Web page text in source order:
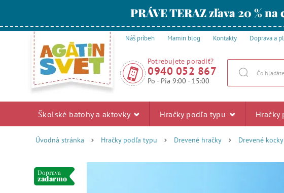
PRÁVE TERAZ zľava 20 %
Náš príbeh Mamin blog Kontakty Doprava a
Potrebujete poradiť?
0940 052 867
Po - Pia 9:00 - 15:00
Školské batohy a aktovky Hračky podľa typu Hračky
Úvodná stránka Hračky podľa typu Drevené hračky Drevené kocky
Doprava
zadarmo